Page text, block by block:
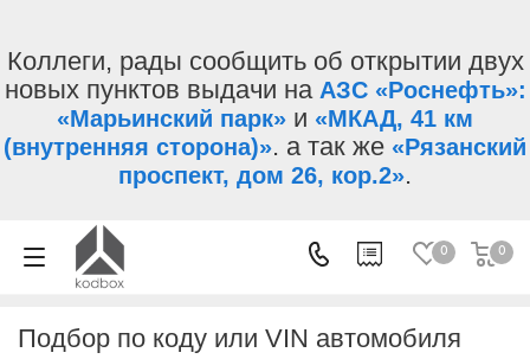
Коллеги, рады сообщить об открытии двух
новых пунктов выдачи на АЗС «Роснефть»:
«Марьинский парк» и «МКАД, 41 км
(внутренняя сторона)». а так же «Рязанский
проспект, дом 26, кор.2».
0 0
Подбор по коду или VIN автомобиля